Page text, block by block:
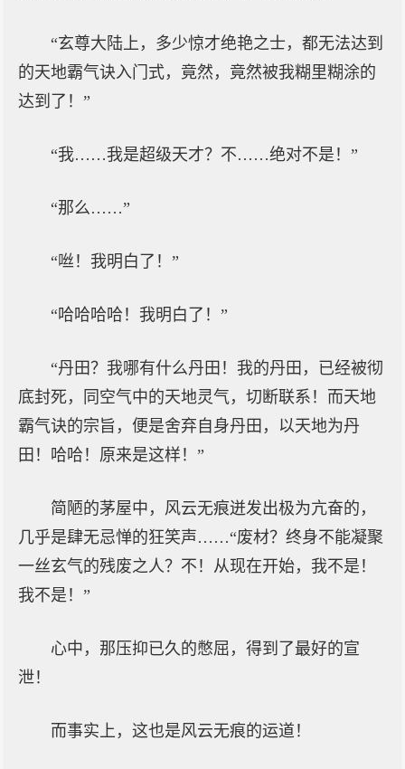
“玄尊大陆上，多少惊才绝艳之士，都无法达到
的天地霸气诀入门式，竟然，竟然被我糊里糊涂的
达到了！”
“我……我是超级天才？不……绝对不是！”
“那么……”
“咝！我明白了！”
“哈哈哈哈！我明白了！”
“丹田？我哪有什么丹田！我的丹田，已经被彻
底封死，同空气中的天地灵气，切断联系！而天地
霸气诀的宗旨，便是舍弃自身丹田，以天地为丹
田！哈哈！原来是这样！”
简陋的茅屋中，风云无痕迸发出极为亢奋的，
几乎是肆无忌惮的狂笑声……“废材？终身不能凝聚
一丝玄气的残废之人？不！从现在开始，我不是！
我不是！”
心中，那压抑已久的憋屈，得到了最好的宣
泄！
而事实上，这也是风云无痕的运道！